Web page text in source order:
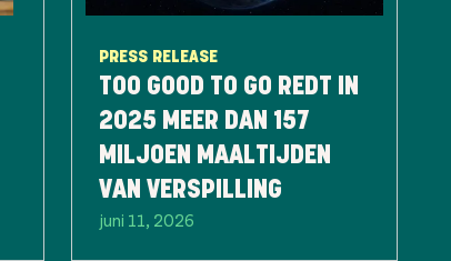
PRESS RELEASE
TOO GOOD TO GO REDT IN
2025 MEER DAN 157
MILJOEN MAALTIJDEN
VAN VERSPILLING
juni 11, 2026